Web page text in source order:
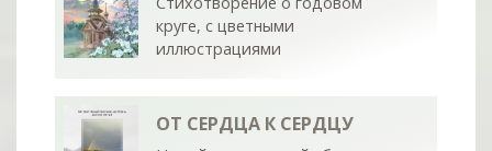
круге, с цветными
иллюстрациями
ОТ СЕРДЦА К СЕРДЦУ